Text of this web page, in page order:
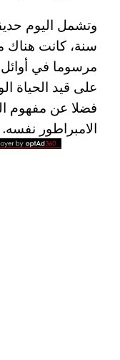
مرسوما في أوائل
على قيد الحياة
فضلا عن مفهوم
الامبراطور نفسه.